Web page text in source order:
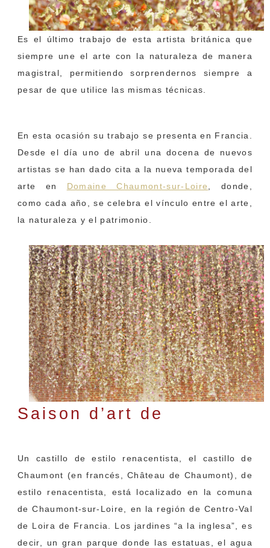
Es el último trabajo de esta artista británica que
siempre une el arte con la naturaleza de manera
magistral, permitiendo sorprendernos siempre a
pesar de que utilice las mismas técnicas.
En esta ocasión su trabajo se presenta en Francia.
Desde el día uno de abril una docena de nuevos
artistas se han dado cita a la nueva temporada del
arte en Domaine Chaumont-sur-Loire
, donde,
como cada año, se celebra el vínculo entre el arte,
la naturaleza y el patrimonio.
Saison d’art de
Un castillo de estilo renacentista, el castillo de
Chaumont (en francés, Château de Chaumont), de
estilo renacentista, está localizado en la comuna
de Chaumont-sur-Loire, en la región de Centro-Val
de Loira de Francia. Los jardines “a la inglesa”, es
decir, un gran parque donde las estatuas, el agua